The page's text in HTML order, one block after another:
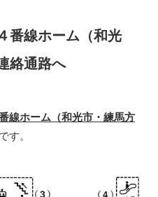
番線ホーム（和光
絡通路へ
線ホーム（和光市・練馬方
す。